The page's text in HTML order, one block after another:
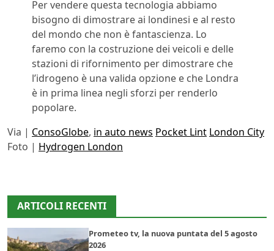
Per vendere questa tecnologia abbiamo
bisogno di dimostrare ai londinesi e al resto
del mondo che non è fantascienza. Lo
faremo con la costruzione dei veicoli e delle
stazioni di rifornimento per dimostrare che
l’idrogeno è una valida opzione e che Londra
è in prima linea negli sforzi per renderlo
popolare.
Via | ConsoGlobe, in auto news Pocket Lint London City
Foto | Hydrogen London
ARTICOLI RECENTI
Prometeo tv, la nuova puntata del 5 agosto
2026